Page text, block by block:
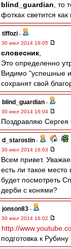
blind_guardian , то
фотках светится
tiffozi -
30 июл 2014 16:05
словесник
Это определенно
Видимо "успешные и
сохранят свой
blind_guardian -
30 июл 2014 16:04
Поздравляю Сергея
d_starostin -
30 июл 2014 16:03
Всем привет.
есть ли такое
будет посмотреть
дерби с конями?
jonson83 -
30 июл 2014 16:02
http://
подготовка к Рубину